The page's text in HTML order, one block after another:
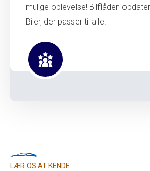
mulige oplevelse! Bilflåden
Biler, der passer til alle!
LÆR OS AT KENDE